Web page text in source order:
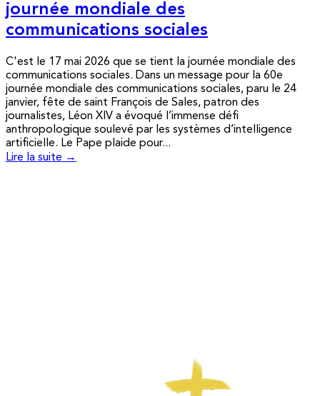
journée mondiale des
communications sociales
C'est le 17 mai 2026 que se tient la journée mondiale des
communications sociales. Dans un message pour la 60e
journée mondiale des communications sociales, paru le 24
janvier, fête de saint François de Sales, patron des
journalistes, Léon XIV a évoqué l’immense défi
anthropologique soulevé par les systèmes d’intelligence
artificielle. Le Pape plaide pour...
Lire la suite →